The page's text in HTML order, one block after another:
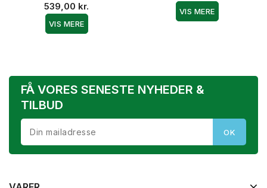
539,00 kr.
VIS MERE
VIS MERE
FÅ VORES SENESTE NYHEDER &
TILBUD